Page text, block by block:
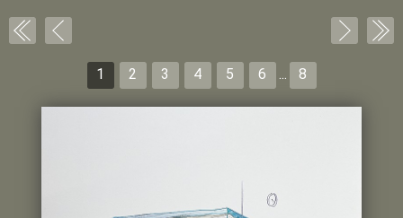
1 2 3 4 5 6 ... 8